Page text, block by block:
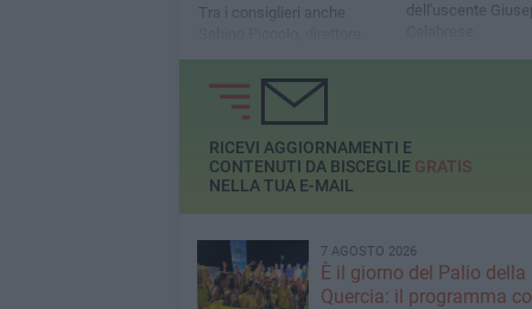
Tra i consiglieri anche
sportivo della “Gaetano
Cavallaro” di Bisceglie
dell'uscente
RICEVI AGGIORNAMENTI E
CONTENUTI DA BISCEGLIE GRATIS
NELLA TUA E-MAIL
7 AGOSTO 2026
È il giorno del Palio della
Quercia: il programma